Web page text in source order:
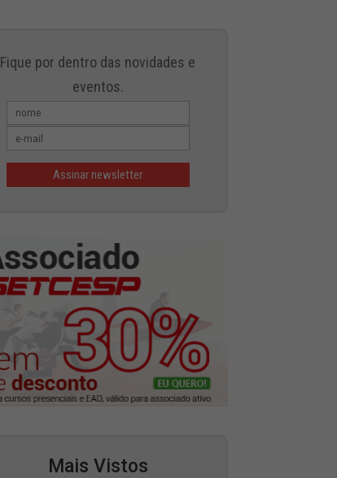
Fique por dentro das novidades e
eventos.
Mais Vistos